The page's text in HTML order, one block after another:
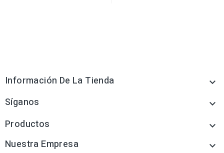
Información De La Tienda 
Síganos 
Productos 
Nuestra Empresa 